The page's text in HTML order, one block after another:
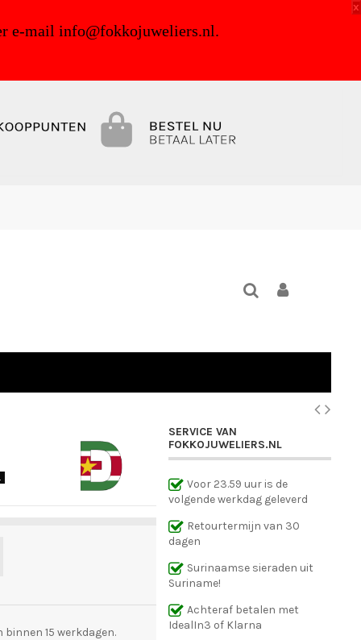
e-mail info@fokkojuweliers.nl.
x
15 werkdagen.
SERVICE VAN
FOKKOJUWELIERS.NL
Voor 23.59 uur is de
volgende werkdag geleverd
Retourtermijn van 30
dagen
Surinaamse sieraden uit
Suriname!
Achteraf betalen met
IdealIn3 of Klarna